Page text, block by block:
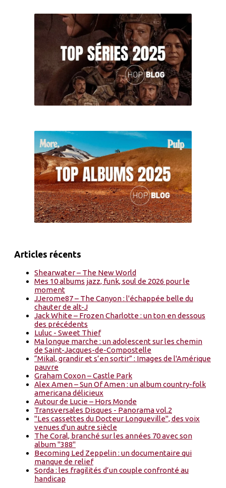
Articles récents
Shearwater – The New World
Mes 10 albums jazz, funk, soul de 2026 pour le
moment
JJerome87 – The Canyon : l'échappée belle du
chauter de alt-J
Jack White – Frozen Charlotte : un ton en dessous
des précédents
Luluc - Sweet Thief
Ma longue marche : un adolescent sur les chemin
de Saint-Jacques-de-Compostelle
“Mikal, grandir et s’en sortir” : Images de l'Amérique
pauvre
Graham Coxon – Castle Park
Alex Amen – Sun Of Amen : un album country-folk
americana délicieux
Autour de Lucie – Hors Monde
Transversales Disques - Panorama vol.2
"Les cassettes du Docteur Longueville", des voix
venues d'un autre siècle
The Coral, branché sur les années 70 avec son
album "388"
Becoming Led Zeppelin : un documentaire qui
manque de relief
Sorda : les fragilités d’un couple confronté au
handicap